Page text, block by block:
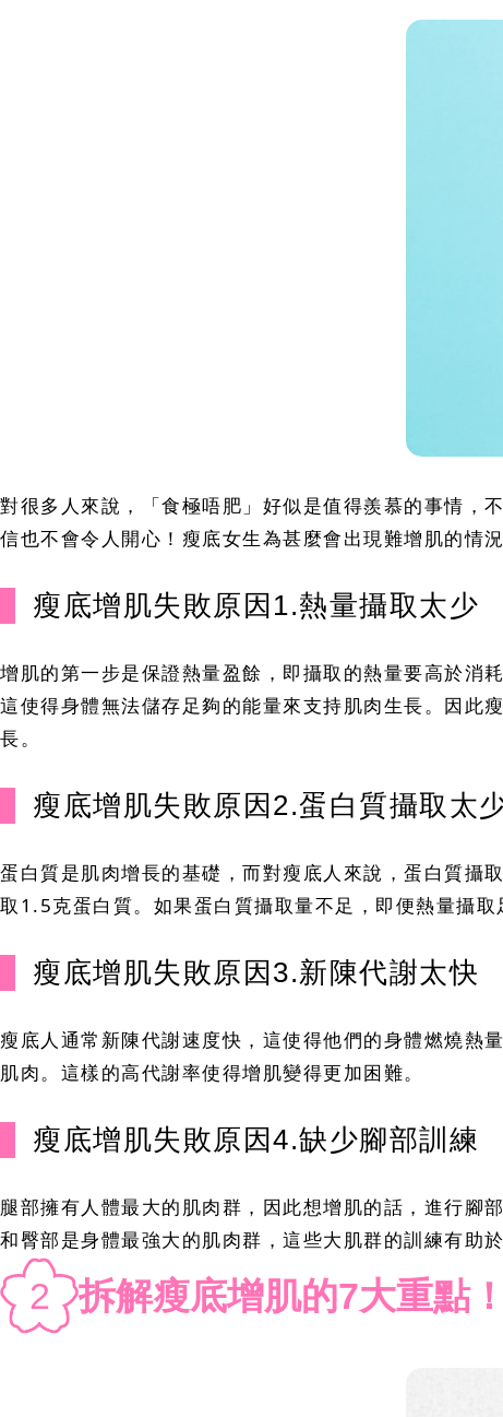
對很多人來說，「食極唔肥」好似是值得羨慕的事情，
信也不會令人開心！瘦底女生為甚麼會出現難增肌的情
瘦底增肌失敗原因1.熱量攝取太少
增肌的第一步是保證熱量盈餘，即攝取的熱量要高於消
這使得身體無法儲存足夠的能量來支持肌肉生長。因此
長。
瘦底增肌失敗原因2.蛋白質攝取太
蛋白質是肌肉增長的基礎，而對瘦底人來說，蛋白質攝
取1.5克蛋白質。如果蛋白質攝取量不足，即便熱量攝取
瘦底增肌失敗原因3.新陳代謝太快
瘦底人通常新陳代謝速度快，這使得他們的身體燃燒熱
肌肉。這樣的高代謝率使得增肌變得更加困難。
瘦底增肌失敗原因4.缺少腳部訓練
腿部擁有人體最大的肌肉群，因此想增肌的話，進行腳
和臀部是身體最強大的肌肉群，這些大肌群的訓練有助
2 拆解瘦底增肌的7大重點